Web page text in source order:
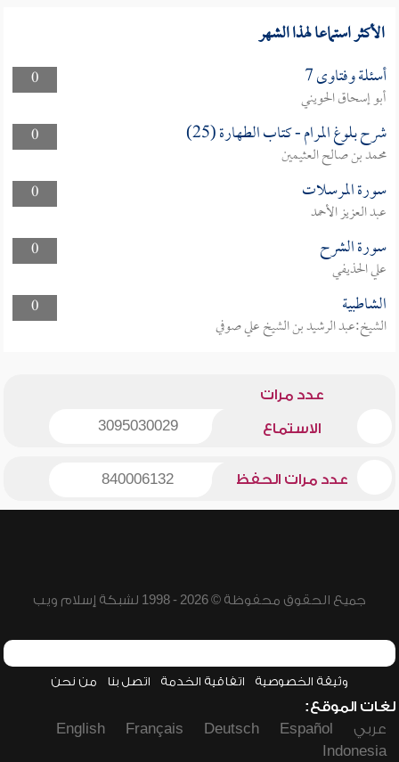
الأكثر استماعا لهذا الشهر
0 أسئلة وفتاوى 7
أبو إسحاق الحويني
0
شرح بلوغ المرام - كتاب الطهارة (25)
محمد بن صالح العثيمين
0
سورة المرسلات
عبد العزيز الأحمد
0
سورة الشرح
علي الحذيفي
0
الشاطبية
الشيخ:عبد الرشيد بن الشيخ علي صوفي
عدد مرات
الاستماع 3095030029
عدد مرات الحفظ 840006132
جميع الحقوق محفوظة © 2026 - 1998 لشبكة إسلام ويب
وثيقة الخصوصية اتفاقية الخدمة اتصل بنا من نحن
لغات الموقع:
عربي
Español
Deutsch
Français
English
Indonesia